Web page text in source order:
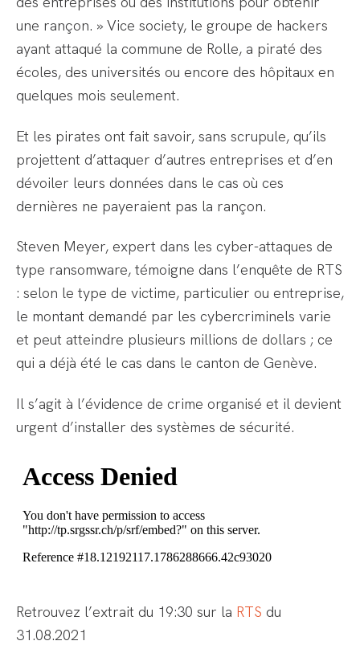
une rançon. » Vice society, le groupe de hackers
ayant attaqué la commune de Rolle, a piraté des
écoles, des universités ou encore des hôpitaux en
quelques mois seulement.
Et les pirates ont fait savoir, sans scrupule, qu’ils
projettent d’attaquer d’autres entreprises et d’en
dévoiler leurs données dans le cas où ces
dernières ne payeraient pas la rançon.
Steven Meyer, expert dans les cyber-attaques de
type ransomware, témoigne dans l’enquête de RTS
: selon le type de victime, particulier ou entreprise,
le montant demandé par les cybercriminels varie
et peut atteindre plusieurs millions de dollars ; ce
qui a déjà été le cas dans le canton de Genève.
Il s’agit à l’évidence de crime organisé et il devient
urgent d’installer des systèmes de sécurité.
Retrouvez l’extrait du 19:30 sur la RTS du
31.08.2021